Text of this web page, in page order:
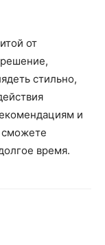
от
стильно,
и
сможете
время.